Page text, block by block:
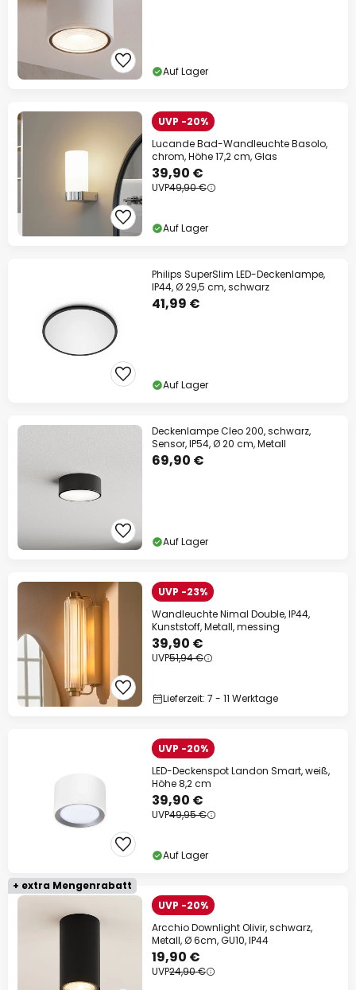
Auf Lager
UVP -20%
Lucande Bad-Wandleuchte Basolo,
chrom, Höhe 17,2 cm, Glas
39,90 €
UVP49,90 €
Auf Lager
Philips SuperSlim LED-Deckenlampe,
IP44, Ø 29,5 cm, schwarz
41,99 €
Auf Lager
Deckenlampe Cleo 200, schwarz,
Sensor, IP54, Ø 20 cm, Metall
69,90 €
Auf Lager
UVP -23%
Wandleuchte Nimal Double, IP44,
Kunststoff, Metall, messing
39,90 €
UVP51,94 €
Lieferzeit: 7 - 11 Werktage
UVP -20%
LED-Deckenspot Landon Smart, weiß,
Höhe 8,2 cm
39,90 €
UVP49,95 €
Auf Lager
+ extra Mengenrabatt
UVP -20%
Arcchio Downlight Olivir, schwarz,
Metall, Ø 6cm, GU10, IP44
19,90 €
UVP24,90 €